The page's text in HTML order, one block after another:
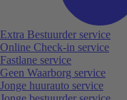
Extra Bestuurder service
Online Check-in service
Fastlane service
Geen Waarborg service
Jonge huurauto service